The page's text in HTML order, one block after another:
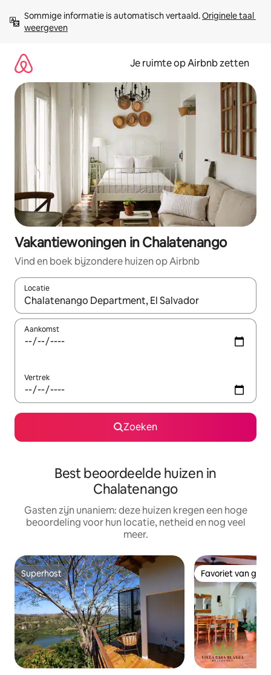
direct
naar
Sommige informatie is automatisch vertaald. Originele taal
weergeven
Je ruimte op Airbnb zetten
Vakantiewoningen in Chalatenango
Vind en boek bijzondere huizen op Airbnb
Locatie
Wanneer er suggesties beschikbaar zijn, maak je een keuze
Aankomst
Vertrek
Zoeken
Best beoordeelde huizen in
Chalatenango
Gasten zijn unaniem: deze huizen kregen een hoge
beoordeling voor hun locatie, netheid en nog veel
meer.
Superhost
Superhost Favoriet van
Favoriet van